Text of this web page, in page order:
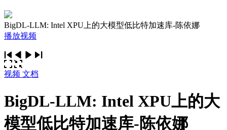
BigDL-LLM: Intel XPU上的大模型低比特加速库-陈依娜
播放视频
视频 文档
BigDL-LLM: Intel XPU上的大
模型低比特加速库-陈依娜